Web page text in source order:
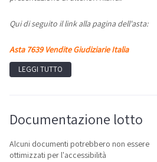
Qui di seguito il link alla pagina dell'asta:
Asta 7639 Vendite Giudiziarie Italia
LEGGI TUTTO
Documentazione lotto
Alcuni documenti potrebbero non essere
ottimizzati per l'accessibilità